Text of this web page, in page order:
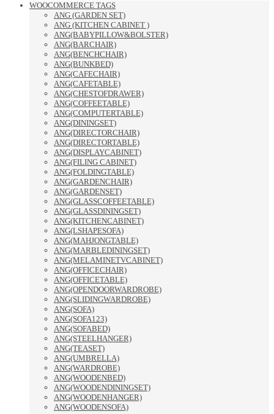
WOOCOMMERCE TAGS
ANG (GARDEN SET)
ANG (KITCHEN CABINET )
ANG(BABYPILLOW&BOLSTER)
ANG(BARCHAIR)
ANG(BENCHCHAIR)
ANG(BUNKBED)
ANG(CAFECHAIR)
ANG(CAFETABLE)
ANG(CHESTOFDRAWER)
ANG(COFFEETABLE)
ANG(COMPUTERTABLE)
ANG(DININGSET)
ANG(DIRECTORCHAIR)
ANG(DIRECTORTABLE)
ANG(DISPLAYCABINET)
ANG(FILING CABINET)
ANG(FOLDINGTABLE)
ANG(GARDENCHAIR)
ANG(GARDENSET)
ANG(GLASSCOFFEETABLE)
ANG(GLASSDININGSET)
ANG(KITCHENCABINET)
ANG(LSHAPESOFA)
ANG(MAHJONGTABLE)
ANG(MARBLEDININGSET)
ANG(MELAMINETVCABINET)
ANG(OFFICECHAIR)
ANG(OFFICETABLE)
ANG(OPENDOORWARDROBE)
ANG(SLIDINGWARDROBE)
ANG(SOFA)
ANG(SOFA123)
ANG(SOFABED)
ANG(STEELHANGER)
ANG(TEASET)
ANG(UMBRELLA)
ANG(WARDROBE)
ANG(WOODENBED)
ANG(WOODENDININGSET)
ANG(WOODENHANGER)
ANG(WOODENSOFA)